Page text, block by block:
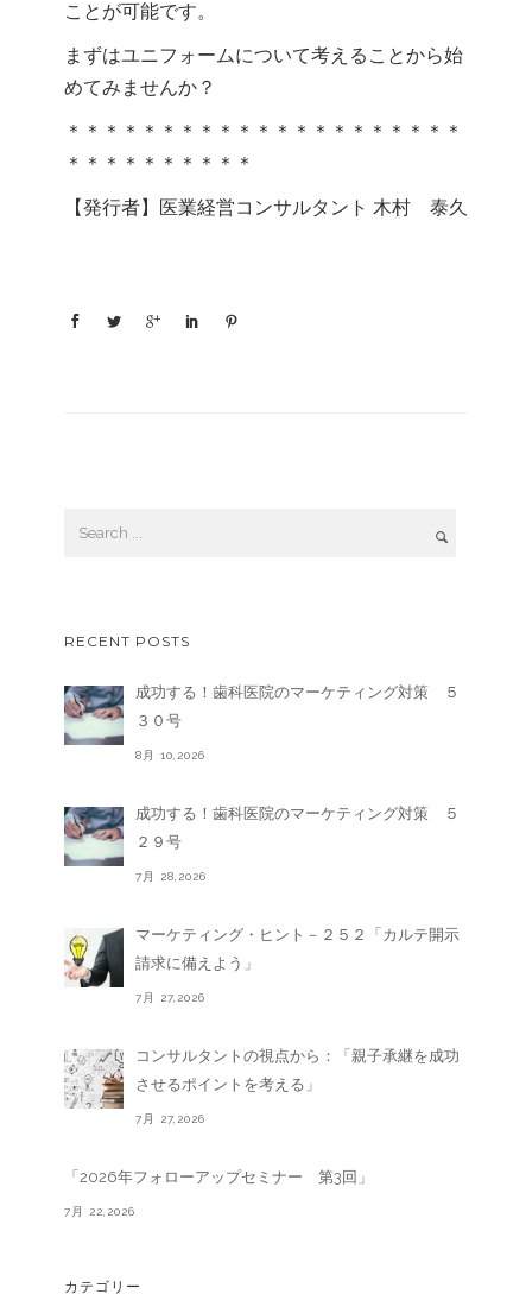
ことが可能です。
まずはユニフォームについて考えることから始
めてみませんか？
＊＊＊＊＊＊＊＊＊＊＊＊＊＊＊＊＊＊＊＊＊
＊＊＊＊＊＊＊＊＊＊
【発行者】医業経営コンサルタント 木村 泰久
RECENT POSTS
成功する！歯科医院のマーケティング対策 ５
３０号
8月 10,2026
成功する！歯科医院のマーケティング対策 ５
２９号
7月 28,2026
マーケティング・ヒント－２５２「カルテ開示
請求に備えよう」
7月 27,2026
コンサルタントの視点から：「親子承継を成功
させるポイントを考える」
7月 27,2026
「2026年フォローアップセミナー 第3回」
7月 22,2026
カテゴリー